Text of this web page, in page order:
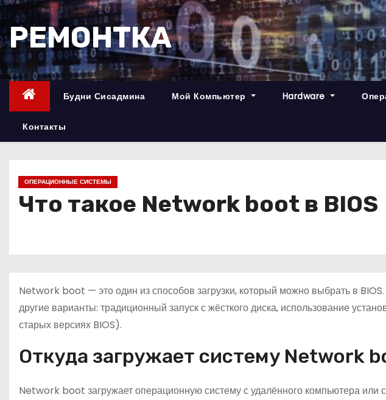
П
р
е
й
с
РЕМОНТКА
Будни Сисадмина Мой Компьютер Hardware
Контакты
ОПЕРАЦИОННЫЕ СИСТЕМЫ
Что такое Network boot в BIOS
Network boot — это один из способов загрузки, который можно выбрать в
другие варианты: традиционный запуск с жёсткого диска, использование
старых версиях BIOS).
Откуда загружает систему Network
Network boot загружает операционную систему с удалённого компьютера или